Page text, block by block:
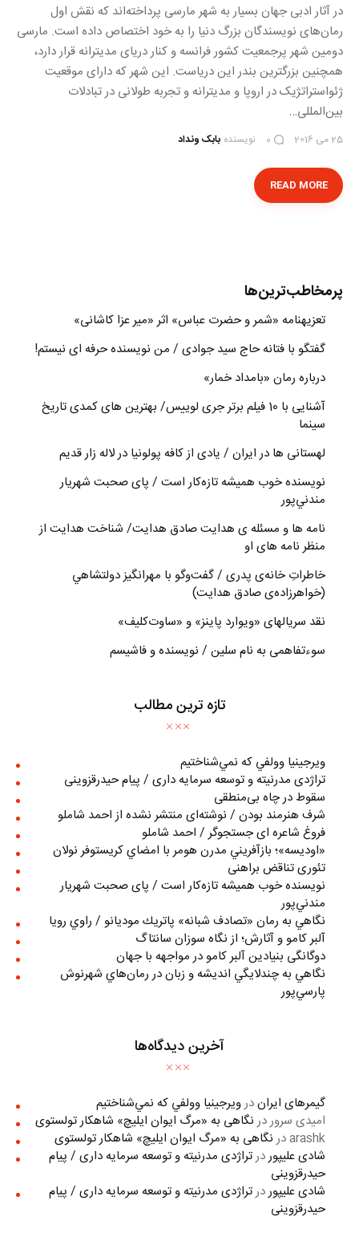
در آثار ادبی جهان بسیار به شهر مارسی پرداخته‌اند که نقش اول
رمان‌های نویسندگان بزرگ دنیا را به خود اختصاص داده است. مارسی
دومین شهر پرجمعیت کشور فرانسه و کنار دریای مدیترانه قرار دارد،
همچنین بزرگترین بندر این دریاست. این شهر که دارای موقعیت
ژئواستراتژیک در اروپا و مدیترانه و تجربه طولانی در تبادلات
بین‌المللی…
25 می 2016 0 نویسنده بابک ونداد
READ MORE
پرمخاطب‌ترین‌ها
تعزیه‎نامه‏ «شمر و حضرت عباس» اثر «میر عزا کاشانی»
گفتگو با فتانه حاج سید جوادی / من نویسنده حرفه ای نیستم!
درباره رمان «بامداد خمار»
آشنایی با 10 فیلم برتر جری لوییس/ بهترین های کمدی تاریخ
سینما
لهستانی ها در ایران / یادی از کافه پولونیا در لاله زار قدیم
نويسنده خوب هميشه تازه‌كار است / پای صحبت شهريار
مندني‌پور
نامه ها و مسئله ی هدایت صادق هدایت/ شناخت هدایت از
منظر نامه های او
خاطراتِ خانه‌ی پدری / گفت‌وگو با مهرانگيز دولتشاهي
(خواهرزاده‌ی صادق هدايت)
نقد سریالهای «ویوارد پاینز» و «ساوت‌کلیف»
سوءتفاهمی به نام سلین / نویسنده و فاشیسم
تازه ترین مطالب
ويرجينيا وولفي كه نمي‌شناختيم
تراژدی مدرنیته و توسعه سرمایه داری / پیام حیدرقزوینی
سقوط در چاه بی‌منطقی
شرف هنرمند بودن / نوشته‌ای منتشر نشده از احمد شاملو
فروغ شاعره ای جستجوگر / احمد شاملو
«اوديسه»؛ بازآفريني مدرن هومر با امضاي كريستوفر نولان
تئوری تناقض براهنی
نويسنده خوب هميشه تازه‌كار است / پای صحبت شهريار
مندني‌پور
نگاهي به رمان «تصادف شبانه» پاتريك موديانو / راوي رويا
آلبر کامو و آثارش؛ از نگاه سوزان سانتاگ
دوگانگی بنیادین آلبر کامو در مواجهه با جهان
نگاهي به چندلايگي انديشه و زبان در رمان‌هاي شهرنوش
پارسي‌پور
آخرین دیدگاه‌ها
گیمرهای ایراندرويرجينيا وولفي كه نمي‌شناختيم
امیدی سروردرنگاهی به «مرگ ايوان ايليچ» شاهکار تولستوی
arashkدرنگاهی به «مرگ ايوان ايليچ» شاهکار تولستوی
شادی علیپوردرتراژدی مدرنیته و توسعه سرمایه داری / پیام
حیدرقزوینی
شادی علیپوردرتراژدی مدرنیته و توسعه سرمایه داری / پیام
حیدرقزوینی